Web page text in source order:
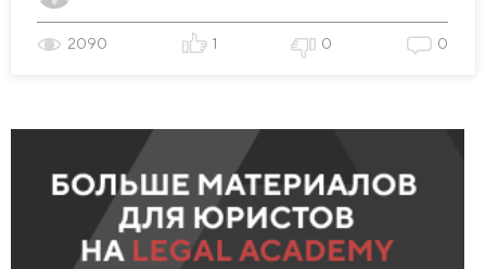
2090 1 0 0